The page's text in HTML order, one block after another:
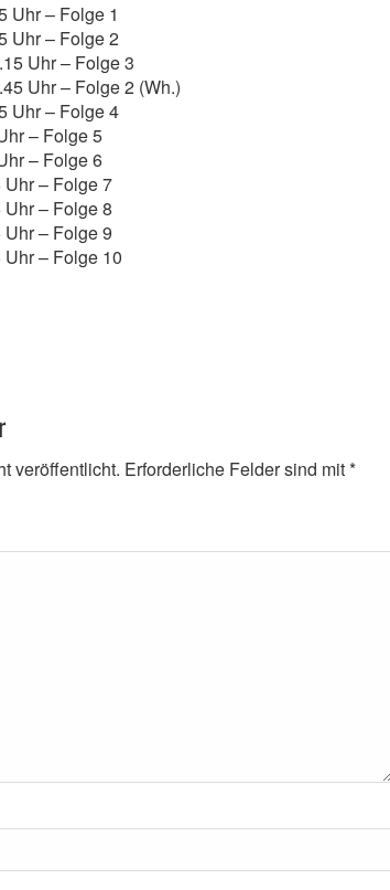
Uhr – Folge 1
Uhr – Folge 2
Uhr – Folge 3
Uhr – Folge 2 (Wh.)
Uhr – Folge 4
– Folge 5
– Folge 6
Uhr – Folge 7
– Folge 8
– Folge 9
– Folge 10
veröffentlicht. Erforderliche Felder sind mit*